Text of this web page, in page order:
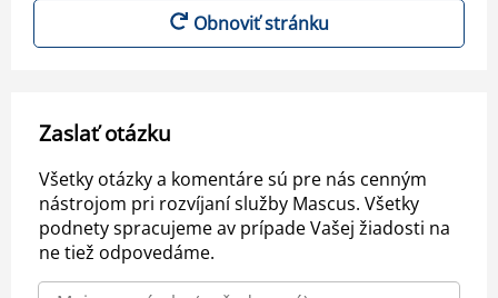
Obnoviť stránku
Zaslať otázku
Všetky otázky a komentáre sú pre nás cenným
nástrojom pri rozvíjaní služby Mascus. Všetky
podnety spracujeme av prípade Vašej žiadosti na
ne tiež odpovedáme.